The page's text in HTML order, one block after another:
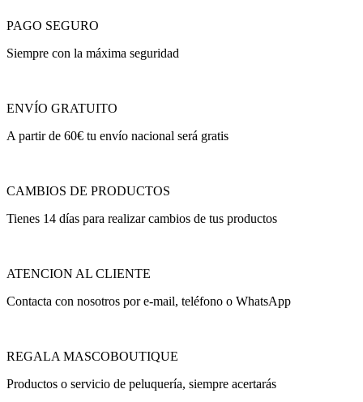
PAGO SEGURO
Siempre con la máxima seguridad
ENVÍO GRATUITO
A partir de 60€ tu envío nacional será gratis
CAMBIOS DE PRODUCTOS
Tienes 14 días para realizar cambios de tus productos
ATENCION AL CLIENTE
Contacta con nosotros por e-mail, teléfono o WhatsApp
REGALA MASCOBOUTIQUE
Productos o servicio de peluquería, siempre acertarás